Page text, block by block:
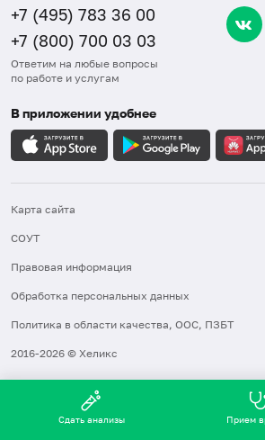
+7 (495) 783 36 00
+7 (800) 700 03 03
Ответим на любые вопросы
по работе и услугам
В приложении удобнее
Карта сайта
СОУТ
Правовая информация
Обработка персональных данных
Политика в области качества, ООС, ПЗБТ
2016-2026 © Хеликс
Сдать анализы Прием